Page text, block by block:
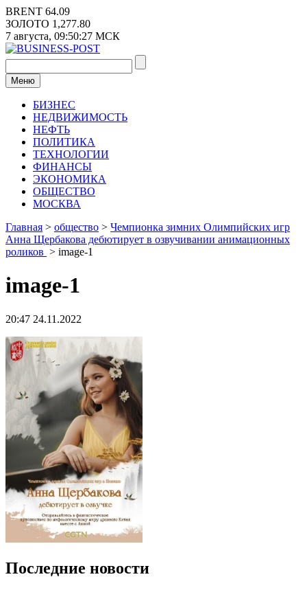
Перейти
к
содержимому
BRENT 64.09
ЗОЛОТО 1,277.80
7 августа, 09:50:27 МСК
Меню
БИЗНЕС
НЕДВИЖИМОСТЬ
НЕФТЬ
ПОЛИТИКА
ТЕХНОЛОГИИ
ФИНАНСЫ
ЭКОНОМИКА
ОБЩЕСТВО
МОСКВА
Главная > общество > Чемпионка зимних Олимпийских игр
Анна Щербакова дебютирует в озвучивании анимационных
роликов > image-1
image-1
20:47 24.11.2022
Последние новости